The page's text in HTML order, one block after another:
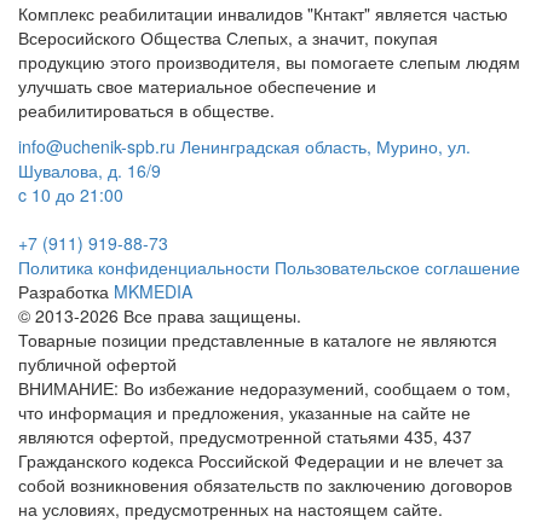
Комплекс реабилитации инвалидов "Кнтакт" является частью
Всеросийского Общества Слепых, а значит, покупая
продукцию этого производителя, вы помогаете слепым людям
улучшать свое материальное обеспечение и
реабилитироваться в обществе.
info@uchenik-spb.ru Ленинградская область, Мурино, ул.
Шувалова, д. 16/9
c 10 до 21:00
+7 (911) 919-88-73
Политика конфиденциальности Пользовательское соглашение
Разработка MKMEDIA
© 2013-2026 Все права защищены.
Товарные позиции представленные в каталоге не являются
публичной офертой
ВНИМАНИЕ: Во избежание недоразумений, сообщаем о том,
что информация и предложения, указанные на сайте не
являются офертой, предусмотренной статьями 435, 437
Гражданского кодекса Российской Федерации и не влечет за
собой возникновения обязательств по заключению договоров
на условиях, предусмотренных на настоящем сайте.